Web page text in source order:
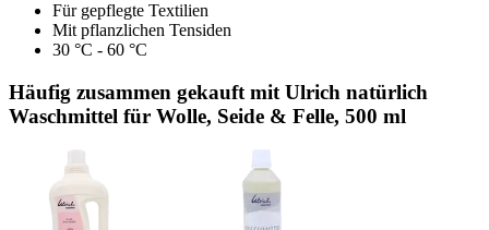
Für gepflegte Textilien
Mit pflanzlichen Tensiden
30 °C - 60 °C
Häufig zusammen gekauft mit Ulrich natürlich
Waschmittel für Wolle, Seide & Felle, 500 ml